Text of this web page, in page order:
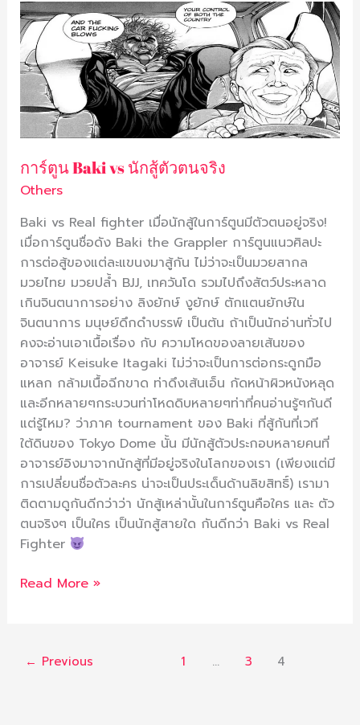
การ์ตูน Baki vs นักสู้ตัวตนจริง
Others
Baki vs Real fighter เมื่อนักสู้ในการ์ตูนมีตัวตนอยู่จริง!
เมื่อการ์ตูนชื่อดัง Baki the Grappler การ์ตูนแนวศิลปะ
การต่อสู้ของแต่ละแขนงมาสู้กัน ไม่ว่าจะเป็นมวยสากล
มวยไทย มวยปล้ำ BJJ, เทควันโด รวมไปถึงสัตว์ประหลาด
เกินจินตนาการอย่าง ลิงยักษ์ งูยักษ์ ตักแตนยักษ์ใน
จินตนาการ มนุษย์ดึกดำบรรพ์ เป็นต้น ถ้าเป็นนักอ่านทั่วไป
คงจะอ่านเอาเนื้อเรื่อง กับ ความโหดของลายเส้นของ
อาจารย์ Keisuke Itagaki ไม่ว่าจะเป็นการต่อกระดูกมือ
แหลก กล้ามเนื้อฉีกขาด ท่าดึงเส้นเอ็น กัดหน้าผิวหนังหลุด
และอีกหลายๆกระบวนท่าโหดดิบหลายๆท่าที่คนอ่านรู้ๆกันดี
แต่รู้ไหม? ว่าภาค tournament ของ Baki ที่สู้กันที่เวที
ใต้ดินของ Tokyo Dome นั้น มีนักสู้ตัวประกอบหลายคนที่
อาจารย์อิงมาจากนักสู้ที่มีอยู่จริงในโลกของเรา (เพียงแต่มี
การเปลี่ยนชื่อตัวละคร น่าจะเป็นประเด็นด้านลิขสิทธิ์) เรามา
ติดตามดูกันดีกว่าว่า นักสู้เหล่านั้นในการ์ตูนคือใคร และ ตัว
ตนจริงๆ เป็นใคร เป็นนักสู้สายใด กันดีกว่า Baki vs Real
Fighter
การ์ตูน
Baki
vs
นัก
ตัว
Read More »
← Previous 1 … 3 4